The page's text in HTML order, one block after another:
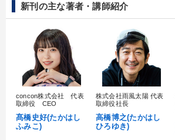
新刊の主な著者・講師紹介
concon株式会社 代表
取締役 CEO
髙橋史好(たかはし
ふみこ)
株式会社雨風太陽 代表
取締役社長
高橋博之(たかはし
ひろゆき)